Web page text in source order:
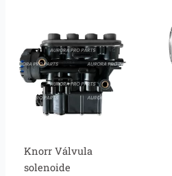
Knorr Válvula
solenoide